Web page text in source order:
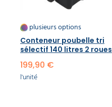
plusieurs options
Conteneur poubelle tri
sélectif 140 litres 2 roues
199,90 €
l'unité